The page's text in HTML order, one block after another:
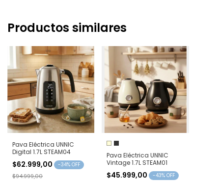
Productos similares
Pava Eléctrica UNNIC
Digital 1.7L STEAM04
$62.999,00 -34% OFF
$94.999,00
Pava Eléctrica UNNIC
Vintage 1.7L STEAM01
$45.999,00 -43% OFF